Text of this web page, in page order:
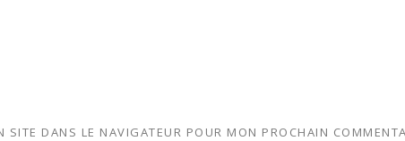
DANS LE NAVIGATEUR POUR MON PROCHAIN